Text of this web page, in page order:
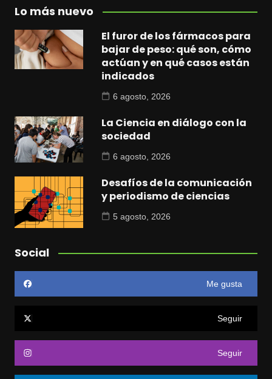
Lo más nuevo
El furor de los fármacos para
bajar de peso: qué son, cómo
actúan y en qué casos están
indicados
6 agosto, 2026
La Ciencia en diálogo con la
sociedad
6 agosto, 2026
Desafíos de la comunicación
y periodismo de ciencias
5 agosto, 2026
Social
Me gusta
Seguir
Seguir